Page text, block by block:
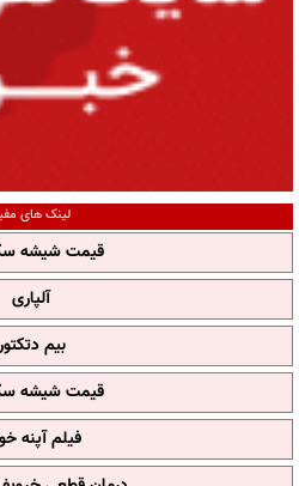
لینک های
قیمت شیشه
آلپاری
بیم
قیمت شیشه
فیلم آپنه